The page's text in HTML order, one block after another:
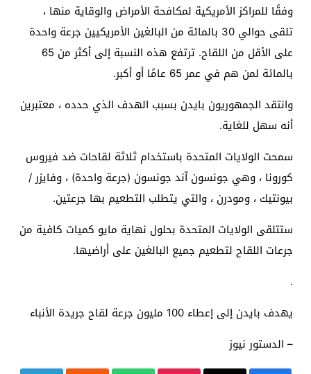
وفقًا للمراكز الأمريكية لمكافحة الأمراض والوقاية منها ،
تلقى حوالي 30 بالمائة من البالغين الأمريكيين جرعة واحدة
على الأقل من اللقاح. ترتفع هذه النسبة إلى أكثر من 65
بالمائة لمن هم في عمر 65 عامًا أو أكبر.
وانتقد الجمهوريون بايدن بسبب الهدف الذي حدده ، معتبرين
أنه سهل للغاية.
سمحت الولايات المتحدة باستخدام ثلاثة لقاحات ضد فيروس
كورونا ، وهي جونسون آند جونسون (جرعة واحدة) ، وفايزر /
بيونتيك ، ومودرن ، والتي يتطلب التطعيم بها جرعتين.
ستتلقى الولايات المتحدة بحلول نهاية مايو كميات كافية من
جرعات اللقاح لتطعيم جميع البالغين على أراضيها.
.
يهدف بايدن إلى إعطاء 100 مليون جرعة لقاح جريدة الأنباء
– الدستور نيوز